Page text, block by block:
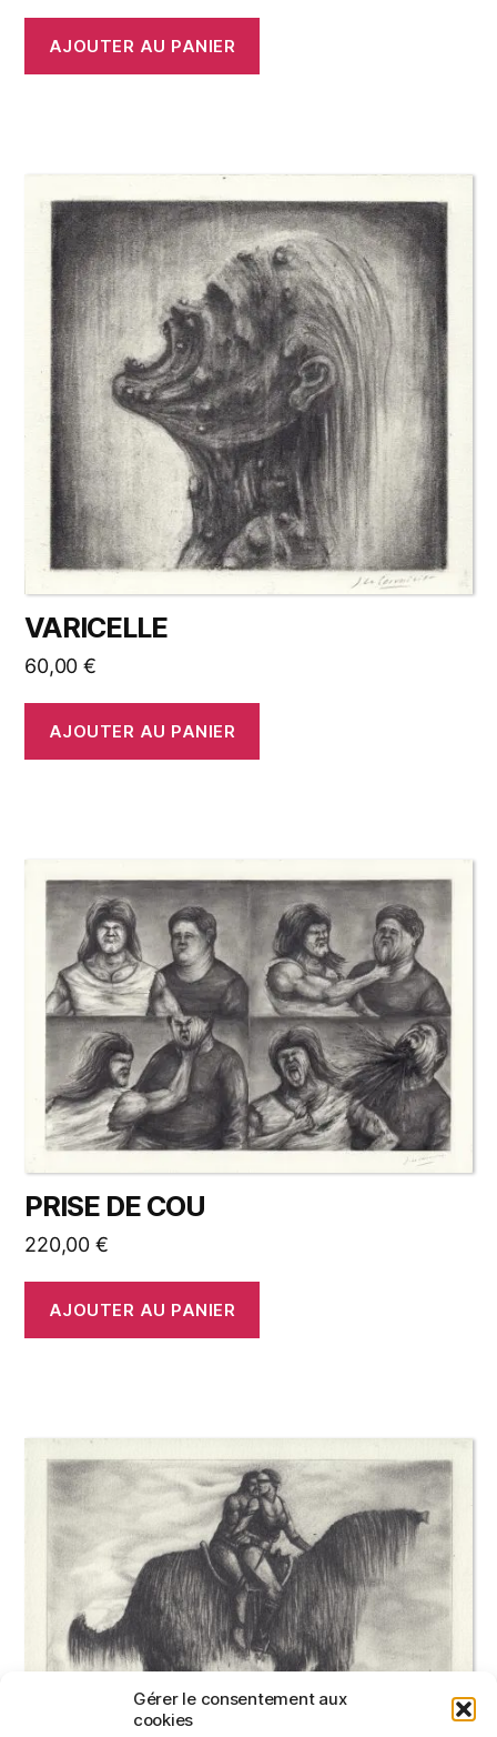
Gérer le consentement aux
cookies
AJOUTER AU PANIER
VARICELLE
60,00 €
AJOUTER AU PANIER
PRISE DE COU
220,00 €
AJOUTER AU PANIER